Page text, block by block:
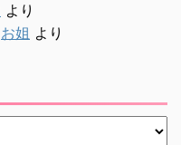
より
お姐 より